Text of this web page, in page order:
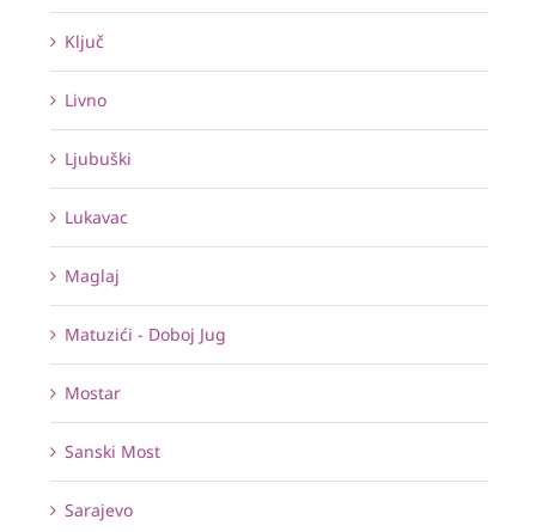
Ključ
Livno
Ljubuški
Lukavac
Maglaj
Matuzići - Doboj Jug
Mostar
Sanski Most
Sarajevo